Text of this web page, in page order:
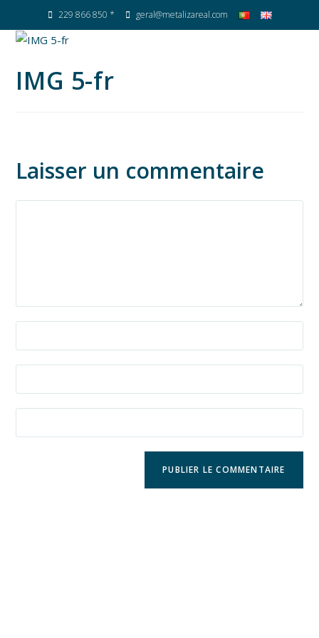
229 866 850 * geral@metalizareal.com
IMG 5-fr
Laisser un commentaire